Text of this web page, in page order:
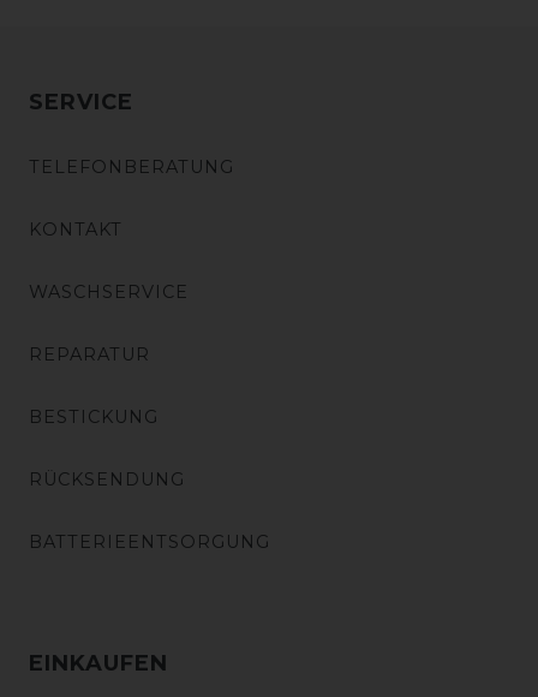
SERVICE
TELEFONBERATUNG
KONTAKT
WASCHSERVICE
REPARATUR
BESTICKUNG
RÜCKSENDUNG
BATTERIEENTSORGUNG
EINKAUFEN